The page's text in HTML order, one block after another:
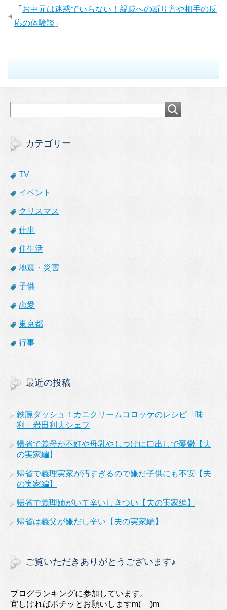
「 お中元は迷惑でいらない！親戚への断り方や相手の反
応の体験談 」
カテゴリー
TV
イベント
クリスマス
仕事
住生活
地震・災害
子供
恋愛
東京都
行事
最近の投稿
鉄腕ダッシュ！カニクリームコロッケのレシピ「味
利」岩田利夫シェフ
帰省で義母が不妊や母乳やしつけに口出しで憂鬱【夫
の実家編】
帰省で義理実家が汚すぎるので嫌だ子供にも不安【夫
の実家編】
帰省で義理姉がいて辛いしきつい【夫の実家編】
帰省は義父が嫌だし辛い【夫の実家編】
ご覧いただきありがとうございます♪
ブログランキングに参加しています。
宜しければポチッとお願いしますm(__)m